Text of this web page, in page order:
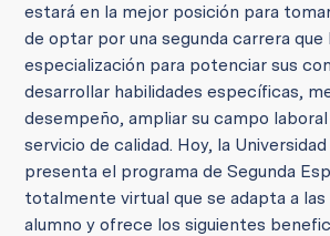
estará en la mejor posición para
de optar por una segunda carrera que
especialización para potenciar sus
desarrollar habilidades específicas,
desempeño, ampliar su campo
servicio de calidad. Hoy, la
presenta el programa de Segunda
totalmente virtual que se adapta a las
alumno y ofrece los siguientes